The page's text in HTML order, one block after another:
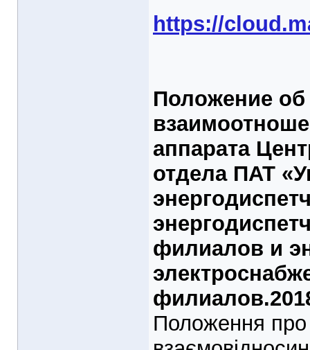
https://
Положение об
аппарата
отдела ПАТ
филиалов и
Положення про